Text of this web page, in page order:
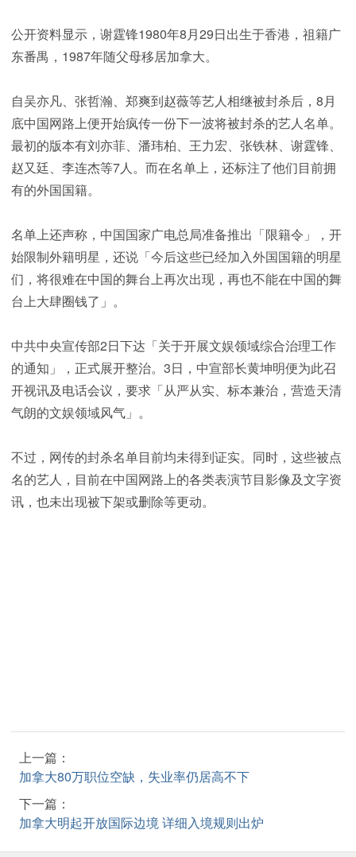
公开资料显示，谢霆锋1980年8月29日出生于香港，祖籍广
东番禺，1987年随父母移居加拿大。
自吴亦凡、张哲瀚、郑爽到赵薇等艺人相继被封杀后，8月
底中国网路上便开始疯传一份下一波将被封杀的艺人名单。
最初的版本有刘亦菲、潘玮柏、王力宏、张铁林、谢霆锋、
赵又廷、李连杰等7人。而在名单上，还标注了他们目前拥
有的外国国籍。
名单上还声称，中国国家广电总局准备推出「限籍令」，开
始限制外籍明星，还说「今后这些已经加入外国国籍的明星
们，将很难在中国的舞台上再次出现，再也不能在中国的舞
台上大肆圈钱了」。
中共中央宣传部2日下达「关于开展文娱领域综合治理工作
的通知」，正式展开整治。3日，中宣部长黄坤明便为此召
开视讯及电话会议，要求「从严从实、标本兼治，营造天清
气朗的文娱领域风气」。
不过，网传的封杀名单目前均未得到证实。同时，这些被点
名的艺人，目前在中国网路上的各类表演节目影像及文字资
讯，也未出现被下架或删除等更动。
上一篇：
加拿大80万职位空缺，失业率仍居高不下
下一篇：
加拿大明起开放国际边境 详细入境规则出炉